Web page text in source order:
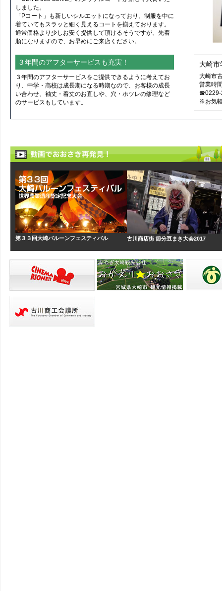
第３３回大崎バルーンフェスティバル 古川商店街 節分豆まき大会2017